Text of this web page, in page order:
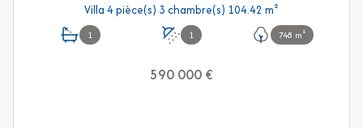
Villa 4 pièce(s) 3 chambre(s) 104.42 m²
1 1 748 m²
590 000 €